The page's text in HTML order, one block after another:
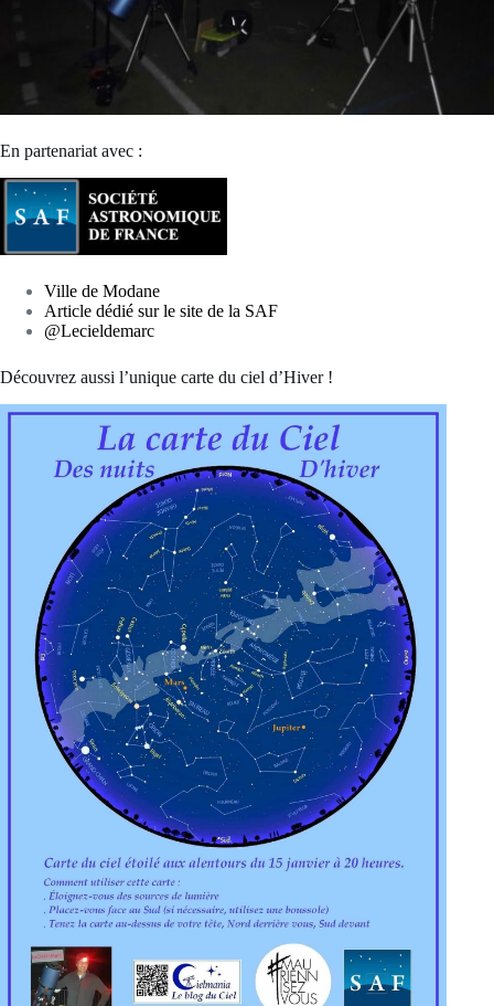
En partenariat avec :
Ville de Modane
Article dédié sur le site de la SAF
@Lecieldemarc
Découvrez aussi l’unique carte du ciel d’Hiver !